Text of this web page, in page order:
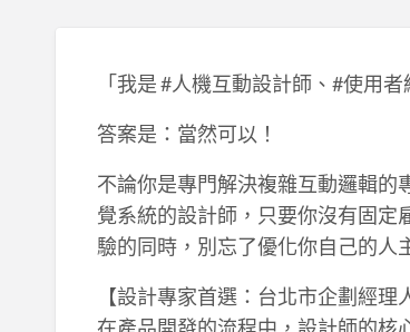
「我是 #人機互動設計師、#使用
答案是：當然可以！
不論你是專門解決複雜互動邏輯的
覺系統的設計師，只要你沒有固定
驗的同時，別忘了優化你自己的人
【設計專家首選：台北市企劃經理